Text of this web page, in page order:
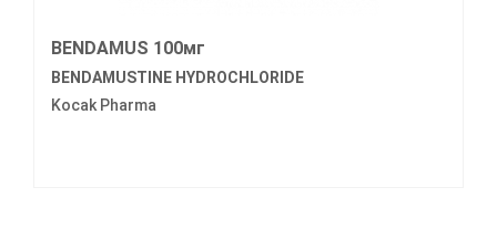
BENDAMUS 100мг
BENDAMUSTINE HYDROCHLORIDE
Kocak Pharma